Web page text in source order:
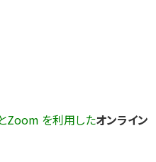
とZoom を利用したオンライン